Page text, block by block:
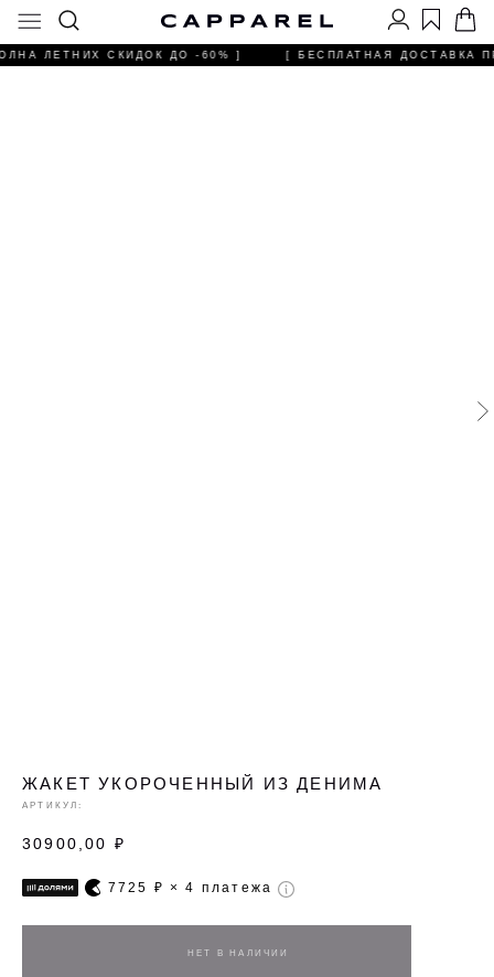
ЛЕТНИХ СКИДОК ДО -60% ] [ БЕСПЛАТНАЯ ДОСТАВКА
ЖАКЕТ УКОРОЧЕННЫЙ ИЗ ДЕНИМА
АРТИКУЛ:
30900,00 ₽
7725 ₽ × 4 платежа